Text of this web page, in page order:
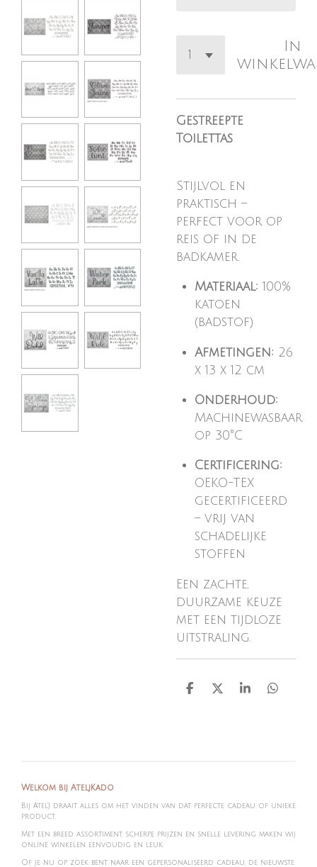
In
Gestreepte
Toilettas
Stijlvol en
praktisch –
perfect voor op
reis of in de
badkamer.
Materiaal: 100%
katoen
(badstof)
Afmetingen: 26
x 13 x 12 cm
Onderhoud:
Machinewasbaar
op 30°C
Certificering:
OEKO-TEX
gecertificeerd
– vrij van
schadelijke
stoffen
Een zachte,
duurzame keuze
met een tijdloze
uitstraling.
D
D
S
D
Welkom bij AteljKado
Bij Atel'J draait alles om het vinden van dat perfecte cadeau of unieke
product.
Met een breed assortiment, scherpe prijzen en snelle levering maken wij
online winkelen eenvoudig en leuk.
Of je nu op zoek bent naar een gepersonaliseerd cadeau, de nieuwste